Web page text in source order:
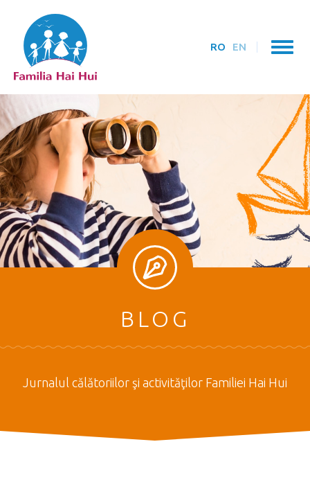
RO EN
BLOG
Jurnalul călătoriilor şi activităţilor Familiei Hai Hui